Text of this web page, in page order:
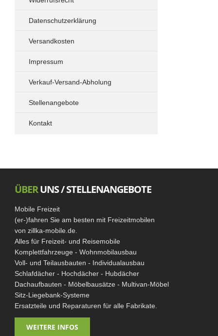
Spacetourer - Traveller - ProAce Verso -
Elektrik
Standheizung
Drehkonsolen
Datenschutzerklärung
Versandkosten
Impressum
Verkauf-Versand-Abholung
Stellenangebote
Kontakt
ÜBERUNS / STELLENANGEBOTE
Mobile Freizeit
(er-)fahren Sie am besten mit Freizeitmobilen
von zillka-mobile.de.
Alles für Freizeit- und Reisemobile
Komplettfahrzeuge - Wohnmobilausbau
Voll- und Teilausbauten - Individualausbau
Schlafdächer - Hochdächer - Hubdächer
Dachaufbauten - Möbelbausätze - Multivan-Möbel
Sitz-Liegebank-Systeme
Ersatzteile und Reparaturen für alle Fabrikate.
WEITERE INFOS